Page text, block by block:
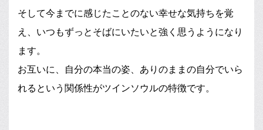
そして今までに感じたことのない幸せな気持ちを覚
え、いつもずっとそばにいたいと強く思うようになり
ます。
お互いに、自分の本当の姿、ありのままの自分でいら
れるという関係性がツインソウルの特徴です。